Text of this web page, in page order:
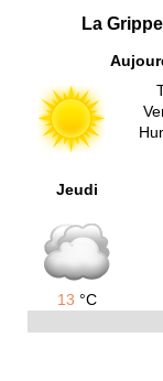
La
Jeudi
13 °C